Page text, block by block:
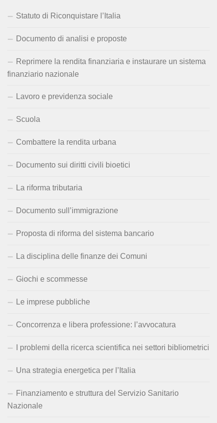
Statuto di Riconquistare l’Italia
Documento di analisi e proposte
Reprimere la rendita finanziaria e instaurare un sistema
finanziario nazionale
Lavoro e previdenza sociale
Scuola
Combattere la rendita urbana
Documento sui diritti civili bioetici
La riforma tributaria
Documento sull’immigrazione
Proposta di riforma del sistema bancario
La disciplina delle finanze dei Comuni
Giochi e scommesse
Le imprese pubbliche
Concorrenza e libera professione: l’avvocatura
I problemi della ricerca scientifica nei settori bibliometrici
Una strategia energetica per l’Italia
Finanziamento e struttura del Servizio Sanitario
Nazionale